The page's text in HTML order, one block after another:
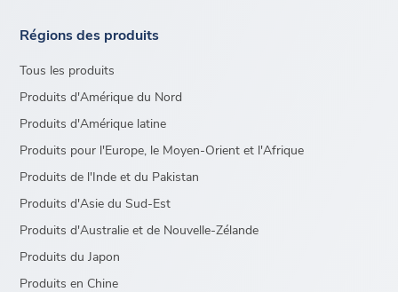
Régions des produits
Tous les produits
Produits d'Amérique du Nord
Produits d'Amérique latine
Produits pour l'Europe, le Moyen-Orient et l'Afrique
Produits de l'Inde et du Pakistan
Produits d'Asie du Sud-Est
Produits d'Australie et de Nouvelle-Zélande
Produits du Japon
Produits en Chine